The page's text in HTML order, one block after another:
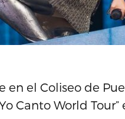
en el Coliseo de
Canto World Tour”